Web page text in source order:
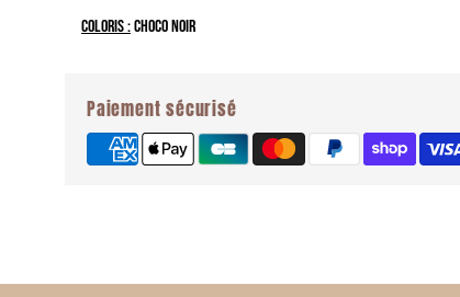
Coloris :Choco Noir
Paiement sécurisé